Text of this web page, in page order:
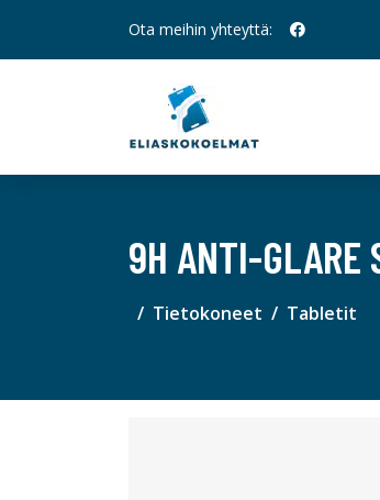
Ota meihin yhteyttä:
9H ANTI-GLARE
Tietokoneet Tabletit